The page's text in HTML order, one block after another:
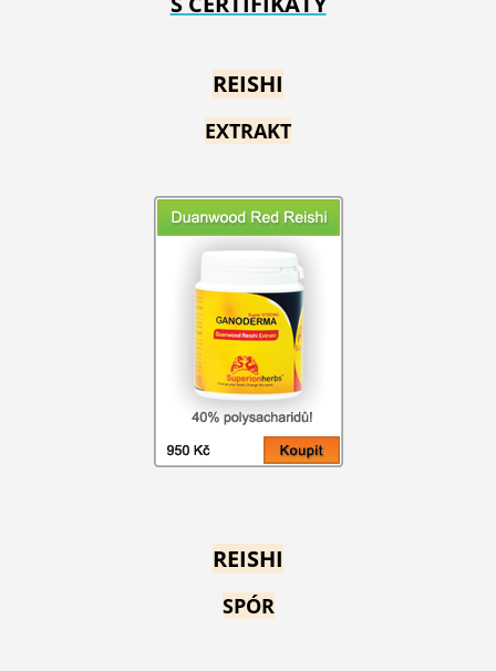
REISHI
EXTRAKT
REISHI
SPÓR